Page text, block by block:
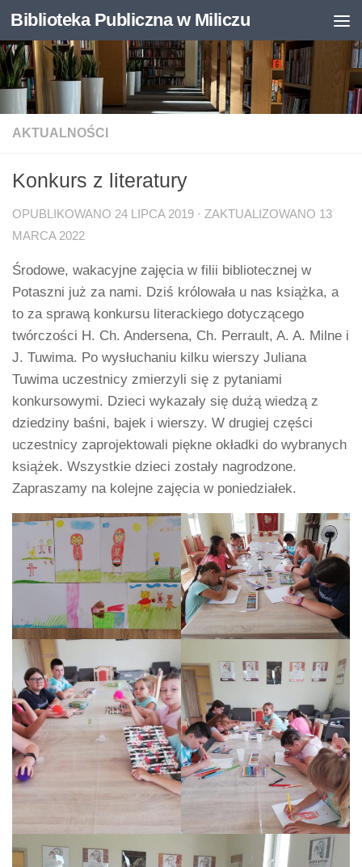
Otwórz pasek narzędzi
Skip to content
Biblioteka Publiczna w Miliczu
AKTUALNOŚCI
Konkurs z literatury
OPUBLIKOWANO 24 LIPCA 2019 · ZAKTUALIZOWANO 13
MARCA 2022
Środowe, wakacyjne zajęcia w filii bibliotecznej w
Potaszni już za nami. Dziś królowała u nas książka, a
to za sprawą konkursu literackiego dotyczącego
twórczości H. Ch. Andersena, Ch. Perrault, A. A. Milne i
J. Tuwima. Po wysłuchaniu kilku wierszy Juliana
Tuwima uczestnicy zmierzyli się z pytaniami
konkursowymi. Dzieci wykazały się dużą wiedzą z
dziedziny baśni, bajek i wierszy. W drugiej części
uczestnicy zaprojektowali piękne okładki do wybranych
książek. Wszystkie dzieci zostały nagrodzone.
Zapraszamy na kolejne zajęcia w poniedziałek.